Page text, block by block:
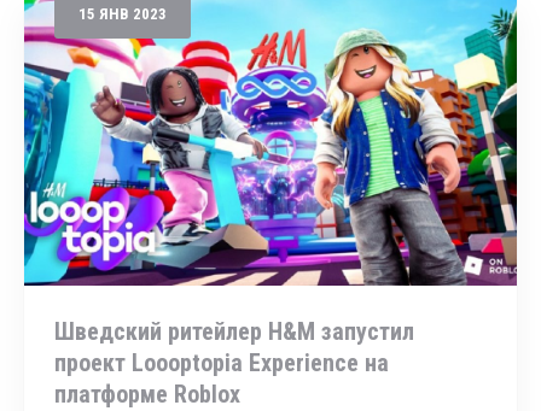
15 ЯНВ 2023
Шведский ритейлер H&M запустил
проект Loooptopia Experience на
платформе Roblox